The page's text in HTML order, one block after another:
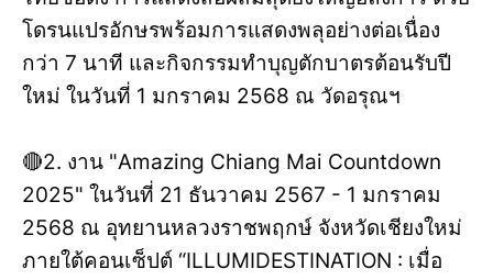
โดรนแปรอักษรพร้อมการแสดงพลุอย่างต่อเนื่อง
กว่า 7 นาที และกิจกรรมทำบุญตักบาตรต้อนรับปี
ใหม่ ในวันที่ 1 มกราคม 2568 ณ วัดอรุณฯ
🔴2. งาน "Amazing Chiang Mai Countdown
2025" ในวันที่ 21 ธันวาคม 2567 - 1 มกราคม
2568 ณ อุทยานหลวงราชพฤกษ์ จังหวัดเชียงใหม่
ภายใต้คอนเซ็ปต์ “ILLUMIDESTINATION : เมื่อ